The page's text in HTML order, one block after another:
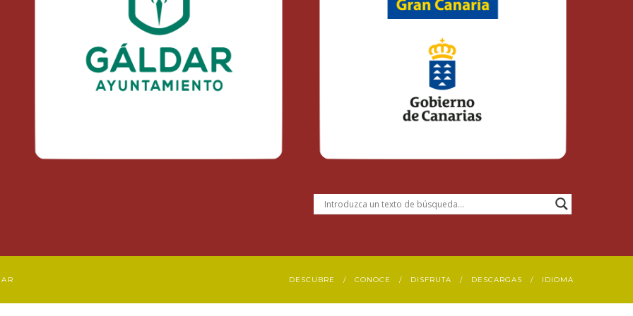
DESCUBRE CONOCE DISFRUTA DESCARGAS IDIOMA